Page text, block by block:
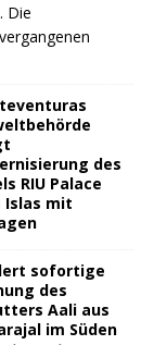
Die
des
RIU Palace
Islas mit
sofortige
des
Aali aus
im Süden